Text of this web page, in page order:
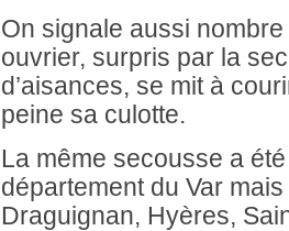
On signale aussi
ouvrier, surpris par la
d’aisances, se mit à
peine sa culotte.
La même secousse a
département du Var
Draguignan, Hyères,